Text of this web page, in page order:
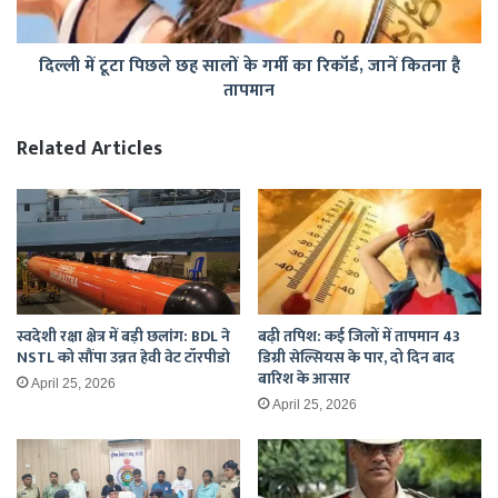
गर्मी
का
रिकॉर्ड,
तापमान
दिल्ली में टूटा पिछले छह सालों के गर्मी का रिकॉर्ड, जानें कितना है
तापमान
Related Articles
स्वदेशी रक्षा क्षेत्र में बड़ी छलांग: BDL ने
NSTL को सौंपा उन्नत हेवी वेट टॉरपीडो
April 25, 2026
बढ़ी तपिश: कई जिलों में तापमान 43
डिग्री सेल्सियस के पार, दो दिन बाद
बारिश के आसार
April 25, 2026